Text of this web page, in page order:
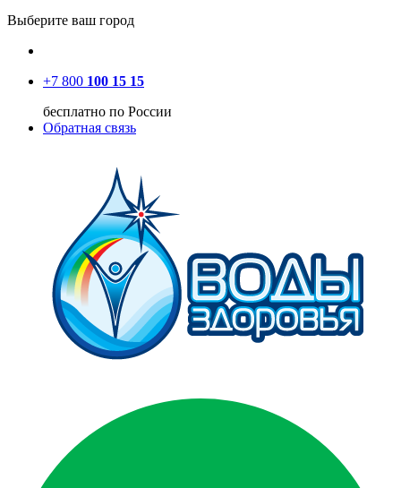
Выберите ваш город
+7 800 100 15 15
бесплатно по России
Обратная связь